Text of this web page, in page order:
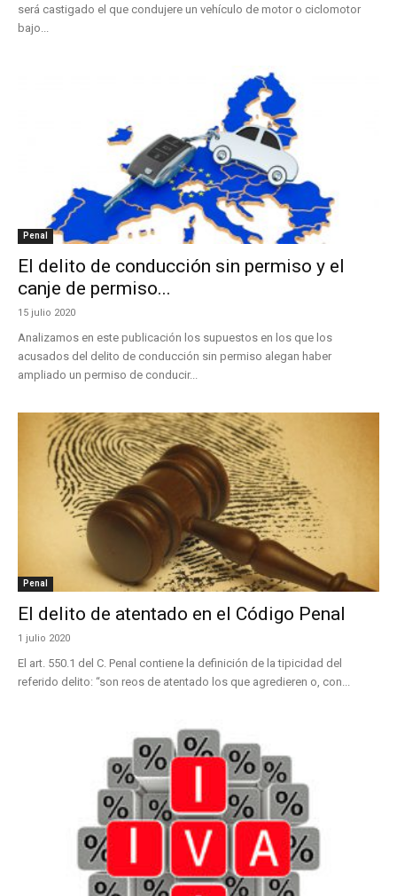
será castigado el que condujere un vehículo de motor o ciclomotor
bajo...
Penal
El delito de conducción sin permiso y el
canje de permiso...
15 julio 2020
Analizamos en este publicación los supuestos en los que los
acusados del delito de conducción sin permiso alegan haber
ampliado un permiso de conducir...
Penal
El delito de atentado en el Código Penal
1 julio 2020
El art. 550.1 del C. Penal contiene la definición de la tipicidad del
referido delito: “son reos de atentado los que agredieren o, con...